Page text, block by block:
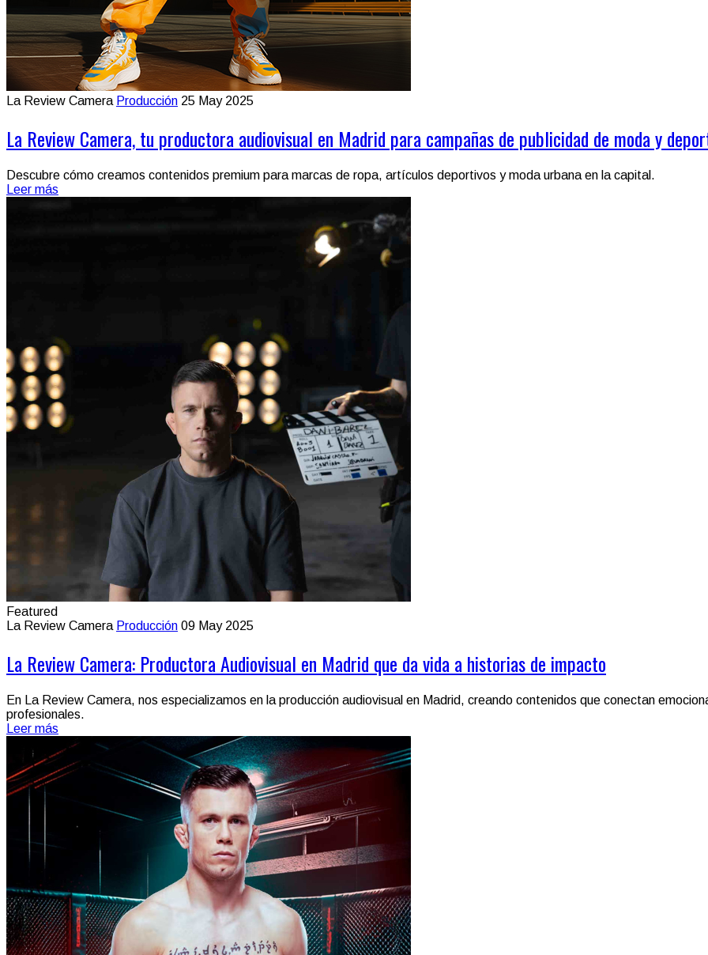
La Review Camera Producción 25 May 2025
La Review Camera, tu productora audiovisual en Madrid para campañas de publicidad de moda y
Descubre cómo creamos contenidos premium para marcas de ropa, artículos deportivos y moda urbana en la capital.
Leer más
Featured
La Review Camera Producción 09 May 2025
La Review Camera: Productora Audiovisual en Madrid que da vida a historias de impacto
En La Review Camera, nos especializamos en la producción audiovisual en Madrid, creando contenidos que conectan
profesionales.
Leer más